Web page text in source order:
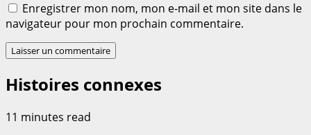
Enregistrer mon nom, mon e-mail et mon site dans le
navigateur pour mon prochain commentaire.
Histoires connexes
11 minutes read